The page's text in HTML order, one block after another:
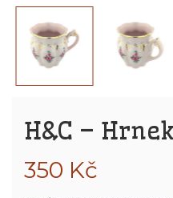
H&C –
350 Kč